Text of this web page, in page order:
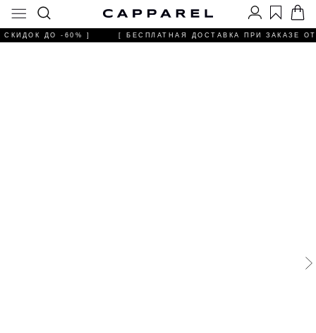
ДО -60% ] [ БЕСПЛАТНАЯ ДОСТАВКА ПРИ ЗАКАЗЕ ОТ